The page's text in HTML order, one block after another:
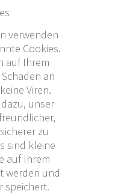
verwenden
Cookies.
auf Ihrem
an
Viren.
unser
zu
sind kleine
auf Ihrem
werden und
speichert.